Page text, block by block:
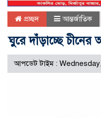
প্রচ্ছদ আন্তর্জাতিক
ঘুরে দাঁড়াচ্ছে চীনের
আপডেট টাইম :